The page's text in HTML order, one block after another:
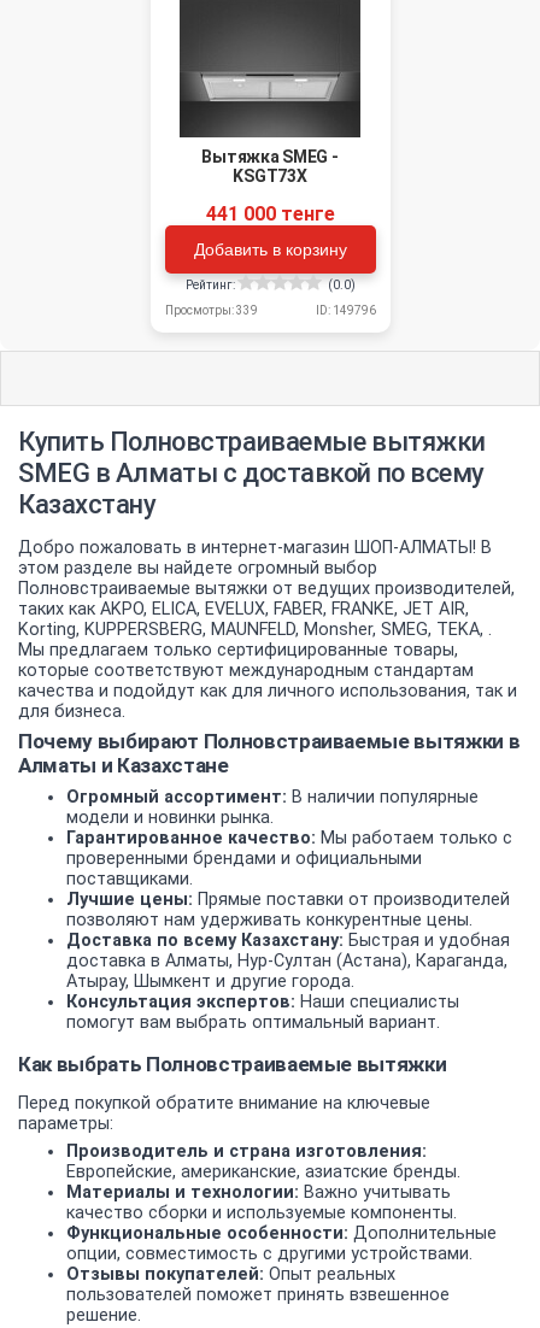
Вытяжка SMEG -
KSGT73X
441 000 тенге
Добавить в корзину
Рейтинг:
(0.0)
Просмотры: 339
ID: 149796
Купить Полновстраиваемые вытяжки
SMEG в Алматы с доставкой по всему
Казахстану
Добро пожаловать в интернет-магазин ШОП-АЛМАТЫ! В
этом разделе вы найдете огромный выбор
Полновстраиваемые вытяжки от ведущих производителей,
таких как AKPO, ELICA, EVELUX, FABER, FRANKE, JET AIR,
Korting, KUPPERSBERG, MAUNFELD, Monsher, SMEG, TEKA, .
Мы предлагаем только сертифицированные товары,
которые соответствуют международным стандартам
качества и подойдут как для личного использования, так и
для бизнеса.
Почему выбирают Полновстраиваемые вытяжки в
Алматы и Казахстане
Огромный ассортимент: В наличии популярные
модели и новинки рынка.
Гарантированное качество: Мы работаем только с
проверенными брендами и официальными
поставщиками.
Лучшие цены: Прямые поставки от производителей
позволяют нам удерживать конкурентные цены.
Доставка по всему Казахстану: Быстрая и удобная
доставка в Алматы, Нур-Султан (Астана), Караганда,
Атырау, Шымкент и другие города.
Консультация экспертов: Наши специалисты
помогут вам выбрать оптимальный вариант.
Как выбрать Полновстраиваемые вытяжки
Перед покупкой обратите внимание на ключевые
параметры:
Производитель и страна изготовления:
Европейские, американские, азиатские бренды.
Материалы и технологии: Важно учитывать
качество сборки и используемые компоненты.
Функциональные особенности: Дополнительные
опции, совместимость с другими устройствами.
Отзывы покупателей: Опыт реальных
пользователей поможет принять взвешенное
решение.